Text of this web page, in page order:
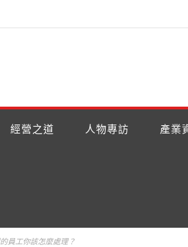
經營之道 人物專訪 產業
員工你該怎麼處理？